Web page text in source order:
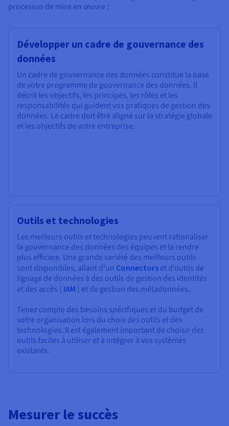
processus de mise en œuvre :
Développer un cadre de gouvernance des
données
Un cadre de gouvernance des données constitue la base
de votre programme de gouvernance des données. Il
décrit les objectifs, les principes, les rôles et les
responsabilités qui guident vos pratiques de gestion des
données. Le cadre doit être aligné sur la stratégie globale
et les objectifs de votre entreprise.
Outils et technologies
Les meilleurs outils et technologies peuvent rationaliser
la gouvernance des données des équipes et la rendre
plus efficace. Une grande variété des meilleurs outils
sont disponibles, allant d’un Connectors et d’outils de
lignage de données à des outils de gestion des identités
et des accès ( IAM ) et de gestion des métadonnées.
Tenez compte des besoins spécifiques et du budget de
votre organisation lors du choix des outils et des
technologies. Il est également important de choisir des
outils faciles à utiliser et à intégrer à vos systèmes
existants.
Mesurer le succès